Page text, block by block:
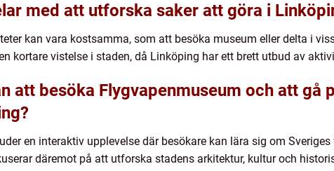
med att utforska saker att göra i
kan vara kostsamma, som att besöka museum eller delta i
kortare vistelse i staden, då Linköping har ett brett utbud av
att besöka Flygvapenmuseum och att gå
en interaktiv upplevelse där besökare kan lära sig om
däremot på att utforska stadens arkitektur, kultur och